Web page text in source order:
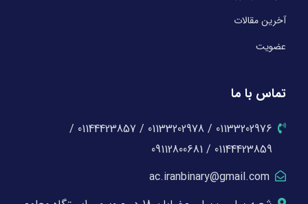
آخرین مقالات
عضویت
تماس با ما
01133202976 / 01133202978 / 01144423857 /
01144423859 / 09112800681
ac.iranbinary@gmail.com